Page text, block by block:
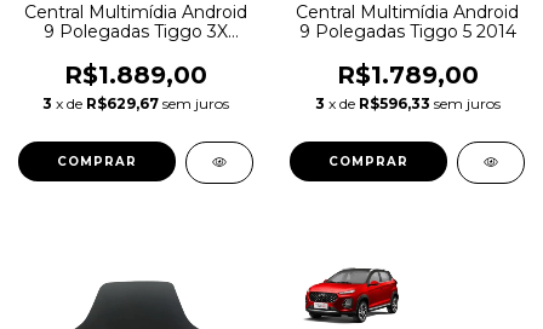
Central Multimídia Android
9 Polegadas Tiggo 3X
R$1.889,00
3 x de R$629,67 sem juros
Central Multimídia Android
9 Polegadas Tiggo 5 2014
R$1.789,00
3 x de R$596,33 sem juros